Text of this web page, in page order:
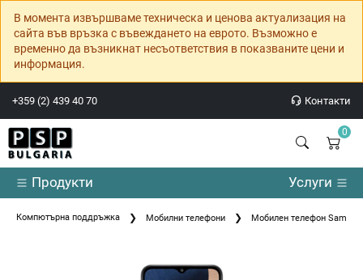
В момента извършваме техническа и ценова актуализация на
сайта във връзка с въвеждането на еврото. Възможно е
временно да възникнат несъответствия в показваните цени и
информация.
+359 (2) 439 40 70 Контакти
0
Продукти Услуги
Компютърна поддръжка Мобилни телефони Мобилен телефон